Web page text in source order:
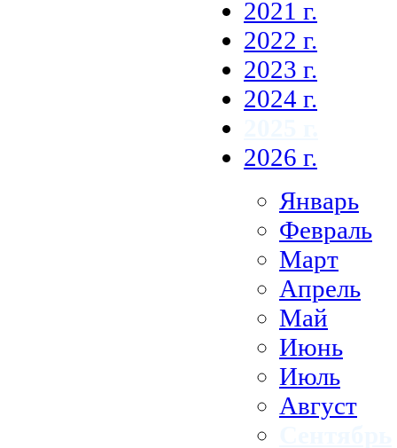
2021 г.
2022 г.
2023 г.
2024 г.
2026 г.
Январь
Февраль
Март
Апрель
Май
Июнь
Июль
Август